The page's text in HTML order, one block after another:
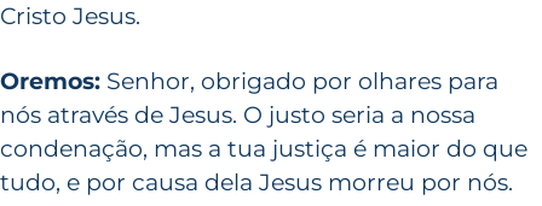
Cristo Jesus.
Oremos: Senhor, obrigado por olhares para
nós através de Jesus. O justo seria a nossa
condenação, mas a tua justiça é maior do que
tudo, e por causa dela Jesus morreu por nós.